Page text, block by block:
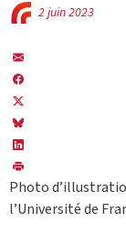
2 juin 2023
Photo
l’Université de